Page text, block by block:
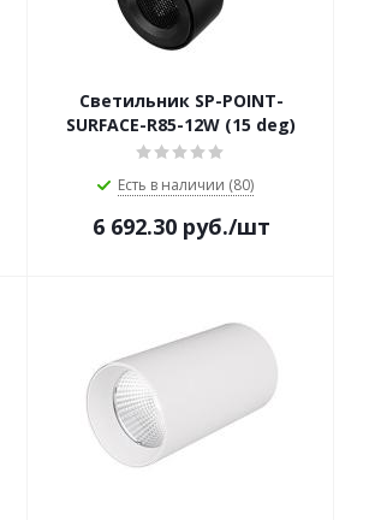
Светильник SP-POINT-
SURFACE-R85-12W (15 deg)
Есть в наличии (80)
6 692.30руб./шт